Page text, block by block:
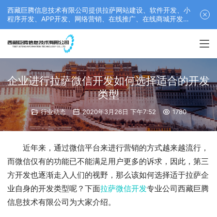
西藏巨腾信息技术有限公司提供拉萨网站建设、软件开发、小
程序开发、APP开发、网络营销、在线推广、在线商城开发等
服务，联系电话： 17689511878
企业进行拉萨微信开发如何选择适合的开发
类型
行业动态 2020年3月26日 下午7:52 1780
近年来，通过微信平台来进行营销的方式越来越流行，
而微信仅有的功能已不能满足用户更多的诉求，因此，第三
方开发也逐渐走入人们的视野，那么该如何选择适于拉萨企
业自身的开发类型呢？下面拉萨微信开发专业公司西藏巨腾
信息技术有限公司为大家介绍。